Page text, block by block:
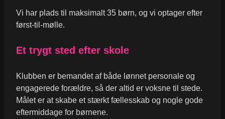
Vi har plads til maksimalt 35 børn, og vi optager efter
først-til-mølle.
Et trygt sted efter skole
Klubben er bemandet af både lønnet personale og
engagerede forældre, så der altid er voksne til stede.
Målet er at skabe et stærkt fællesskab og nogle gode
eftermiddage for børnene.